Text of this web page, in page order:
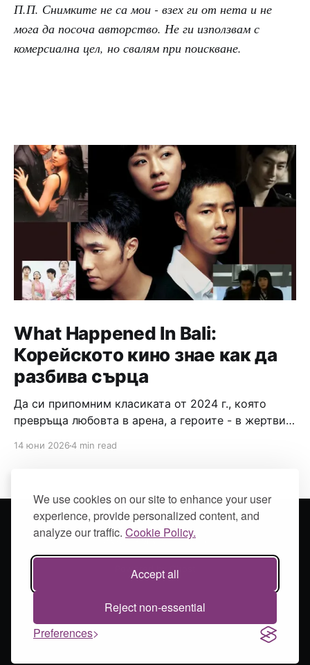
We use cookies on our site to enhance your user
experience, provide personalized content, and
analyze our traffic. Cookie Policy.
Accept all
Reject non-essential
Preferences
П.П. Снимките не са мои - взех ги от нета и не
мога да посоча авторство. Не ги използвам с
комерсиална цел, но свалям при поискване.
What Happened In Bali:
Корейското кино знае как да
разбива сърца
Да си припомним класиката от 2024 г., която
превръща любовта в арена, а героите - в жертви
14 юни 20264 min read
SOULAMAIN© 2026
Powered by Ghost